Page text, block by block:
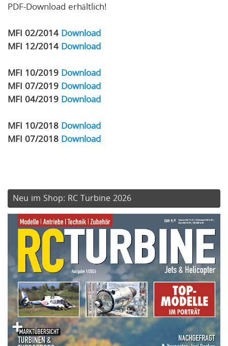
PDF-Download erhältlich!
MFI 02/2014 Download
MFI 12/2014 Download
MFI 10/2019 Download
MFI 07/2019 Download
MFI 04/2019 Download
MFI 10/2018 Download
MFI 07/2018 Download
Neu im Shop: RC Turbine 2026